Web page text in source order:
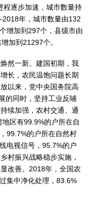
程逐步加速，城市数量持
年，城市数量由132
增加到297个，县级市由
加到21297个。
然一新。建国初期，我
长，农民温饱问题长期
以来，党中央国务院高
的同时，坚持工业反哺
续加强，农村交通、通
区有99.9%的户所在自
99.7%的户所在自然村
电视信号，95.7%的户
村振兴战略稳步实施，
改善。2018年，全国农
集中净化处理，83.6%